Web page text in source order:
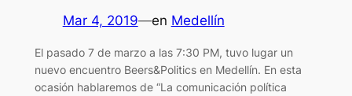
Mar 4, 2019—en Medellín
El pasado 7 de marzo a las 7:30 PM, tuvo lugar un
nuevo encuentro Beers&Politics en Medellín. En esta
ocasión hablaremos de “La comunicación política